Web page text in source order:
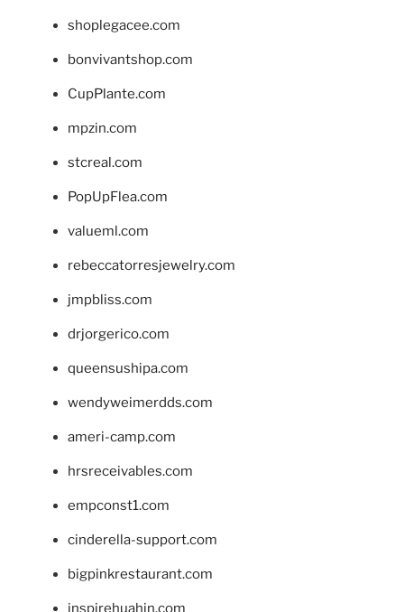
shoplegacee.com
bonvivantshop.com
CupPlante.com
mpzin.com
stcreal.com
PopUpFlea.com
valueml.com
rebeccatorresjewelry.com
jmpbliss.com
drjorgerico.com
queensushipa.com
wendyweimerdds.com
ameri-camp.com
hrsreceivables.com
empconst1.com
cinderella-support.com
bigpinkrestaurant.com
inspirehuahin.com